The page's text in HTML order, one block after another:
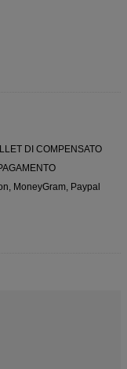
DI COMPENSATO
MoneyGram, Paypal